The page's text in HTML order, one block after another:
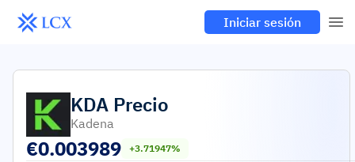
Iniciar sesión
KDA Precio
Kadena
€0.003989 +3.71947%